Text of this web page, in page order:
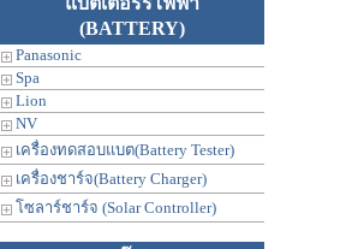
(BATTERY)
Panasonic
Spa
Lion
NV
เครื่องทดสอบแบต(Battery Tester)
เครื่องชาร์จ(Battery Charger)
โซลาร์ชาร์จ (Solar Controller)